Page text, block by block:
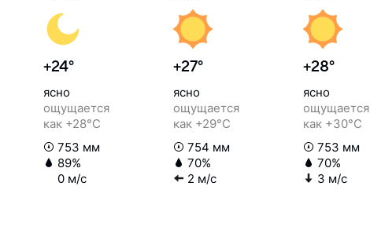
+24°
ясно
ощущается
как +28°C
753 мм
89%
0 м/с
+27°
ясно
ощущается
как +29°C
754 мм
70%
2 м/с
+28°
ясно
ощущается
как +30°C
753 мм
70%
3 м/с